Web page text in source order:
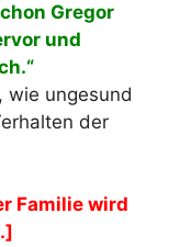
Gregor
und
wie ungesund
der
Familie wird